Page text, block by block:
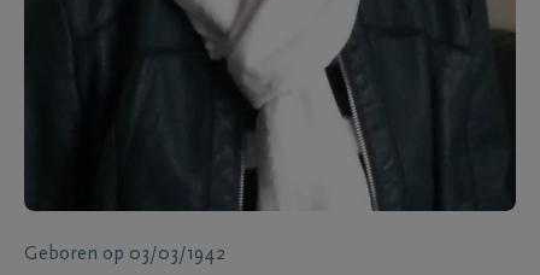
Geboren op 03/03/1942